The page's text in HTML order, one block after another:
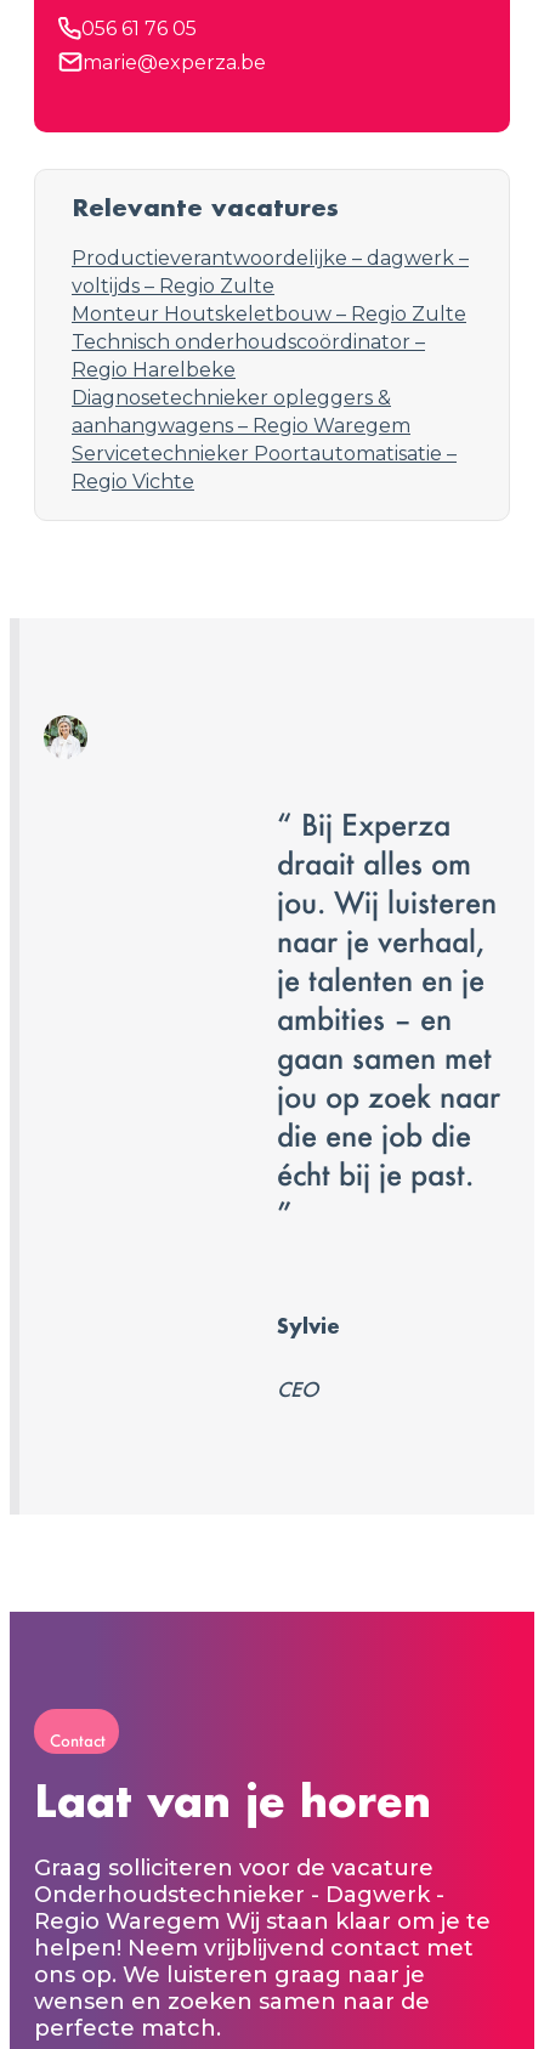
056 61 76 05
marie@experza.be
Relevante vacatures
Productieverantwoordelijke – dagwerk –
voltijds – Regio Zulte
Monteur Houtskeletbouw – Regio Zulte
Technisch onderhoudscoördinator –
Regio Harelbeke
Diagnosetechnieker opleggers &
aanhangwagens – Regio Waregem
Servicetechnieker Poortautomatisatie –
Regio Vichte
“ Bij Experza
draait alles om
jou. Wij luisteren
naar je verhaal,
je talenten en je
ambities – en
gaan samen met
jou op zoek naar
die ene job die
écht bij je past.
”
Sylvie
CEO
Contact
Laat van je horen
Graag solliciteren voor de vacature
Onderhoudstechnieker - Dagwerk -
Regio Waregem Wij staan klaar om je te
helpen! Neem vrijblijvend contact met
ons op. We luisteren graag naar je
wensen en zoeken samen naar de
perfecte match.